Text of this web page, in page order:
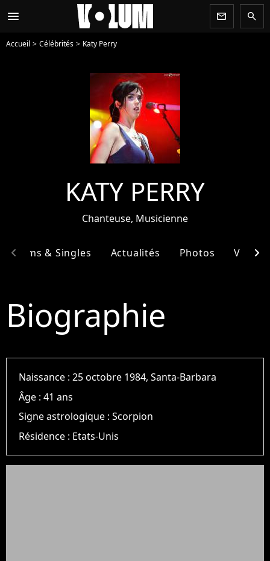
menu newsletter search
Accueil Célébrités Katy Perry
KATY PERRY
Chanteuse, Musicienne
Albums & Singles Actualités Photos Vidéos
chevron_left chevron_right
Biographie
Naissance :25 octobre 1984, Santa-Barbara
Âge :41 ans
Signe astrologique :Scorpion
Résidence : Etats-Unis